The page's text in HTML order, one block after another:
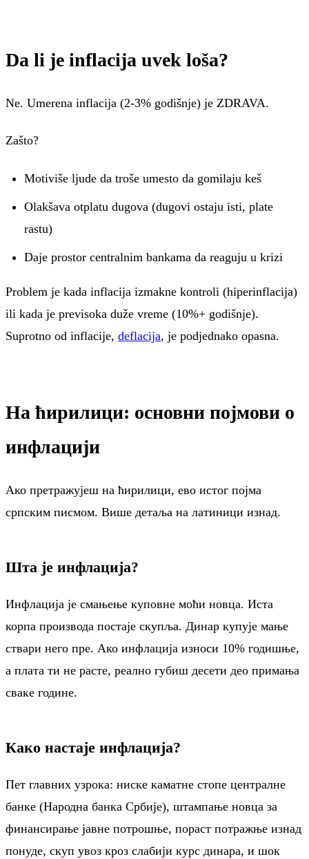
Da li je inflacija uvek loša?
Ne. Umerena inflacija (2-3% godišnje) je ZDRAVA.
Zašto?
Motiviše ljude da troše umesto da gomilaju keš
Olakšava otplatu dugova (dugovi ostaju isti, plate
rastu)
Daje prostor centralnim bankama da reaguju u krizi
Problem je kada inflacija izmakne kontroli (hiperinflacija)
ili kada je previsoka duže vreme (10%+ godišnje).
Suprotno od inflacije, deflacija, je podjednako opasna.
На ћирилици: основни појмови о
инфлацији
Ако претражујеш на ћирилици, ево истог појма
српским писмом. Више детаља на латиници изнад.
Шта је инфлација?
Инфлација је смањење куповне моћи новца. Иста
корпа производа постаје скупља. Динар купује мање
ствари него пре. Ако инфлација износи 10% годишње,
а плата ти не расте, реално губиш десети део примања
сваке године.
Како настаје инфлација?
Пет главних узрока: ниске каматне стопе централне
банке (Народна банка Србије), штампање новца за
финансирање јавне потрошње, пораст потражње изнад
понуде, скуп увоз кроз слабији курс динара, и шок